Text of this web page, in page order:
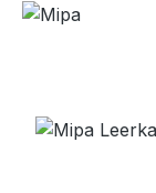
Bildergalerie